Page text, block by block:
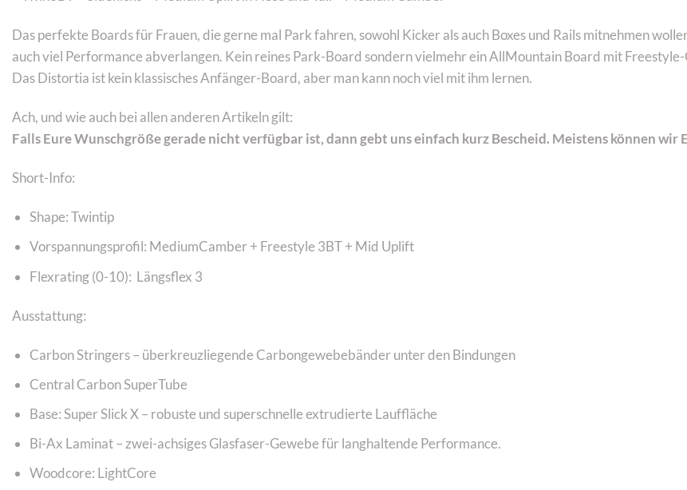
Das perfekte Boards für Frauen, die gerne mal Park fahren, sowohl Kicker als auch Boxes und Rails mitnehmen
auch viel Performance abverlangen. Kein reines Park-Board sondern vielmehr ein AllMountain Board mit
Das Distortia ist kein klassisches Anfänger-Board, aber man kann noch viel mit ihm lernen.
Ach, und wie auch bei allen anderen Artikeln gilt:
Falls Eure Wunschgröße gerade nicht verfügbar ist, dann gebt uns einfach kurz Bescheid. Meistens können wir
Short-Info:
Shape: Twintip
Vorspannungsprofil: MediumCamber + Freestyle 3BT + Mid Uplift
Flexrating (0-10): Längsflex 3
Ausstattung:
Carbon Stringers – überkreuzliegende Carbongewebebänder unter den Bindungen
Central Carbon SuperTube
Base: Super Slick X – robuste und superschnelle extrudierte Lauffläche
Bi-Ax Laminat – zwei-achsiges Glasfaser-Gewebe für langhaltende Performance.
Woodcore: LightCore